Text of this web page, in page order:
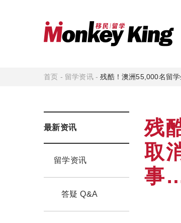
首页 - 留学资讯-残酷！澳洲55,000名留
最新资讯
留学资讯
答疑 Q&A
残
取
事